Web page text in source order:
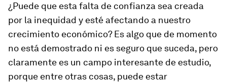
¿Puede que esta falta de confianza sea creada
por la inequidad y esté afectando a nuestro
crecimiento económico? Es algo que de momento
no está demostrado ni es seguro que suceda, pero
claramente es un campo interesante de estudio,
porque entre otras cosas, puede estar